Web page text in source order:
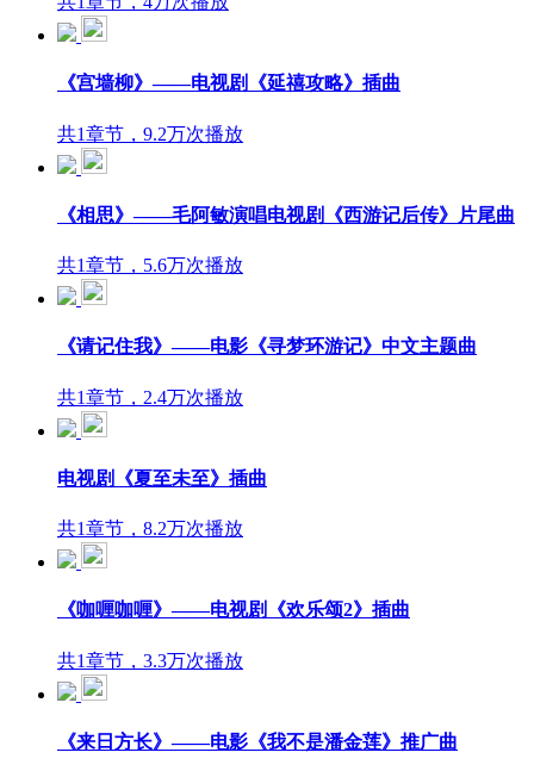
《宫墙柳》——电视剧《延禧攻略》插曲
共1章节，9.2万次播放
《相思》——毛阿敏演唱电视剧《西游记后传》片尾曲
共1章节，5.6万次播放
《请记住我》——电影《寻梦环游记》中文主题曲
共1章节，2.4万次播放
电视剧《夏至未至》插曲
共1章节，8.2万次播放
《咖喱咖喱》——电视剧《欢乐颂2》插曲
共1章节，3.3万次播放
《来日方长》——电影《我不是潘金莲》推广曲